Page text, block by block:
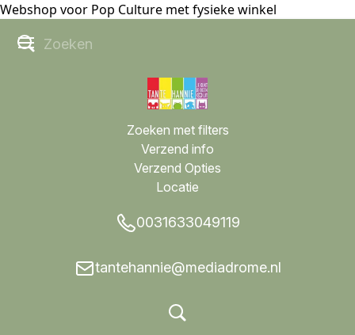
Webshop voor Pop Culture met fysieke winkel
Zoeken met filters
Verzend info
Verzend Opties
Locatie
0031633049119
tantehannie@mediadrome.nl